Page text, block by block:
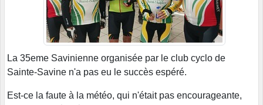
La 35eme Savinienne organisée par le club cyclo de
Sainte-Savine n'a pas eu le succès espéré.
Est-ce la faute à la météo, qui n'était pas encourageante,